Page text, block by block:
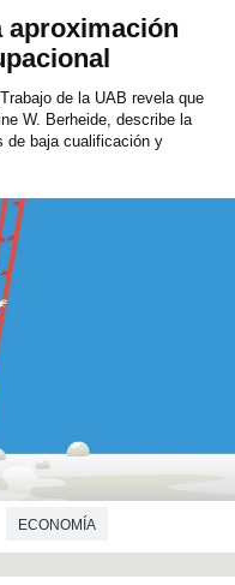
aproximación
de la UAB revela que
W. Berheide, describe la
de baja cualificación y
ECONOMÍA